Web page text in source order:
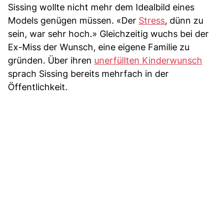
Sissing wollte nicht mehr dem Idealbild eines
Models genügen müssen. «Der Stress, dünn zu
sein, war sehr hoch.» Gleichzeitig wuchs bei der
Ex-Miss der Wunsch, eine eigene Familie zu
gründen. Über ihren unerfüllten Kinderwunsch
sprach Sissing bereits mehrfach in der
Öffentlichkeit.